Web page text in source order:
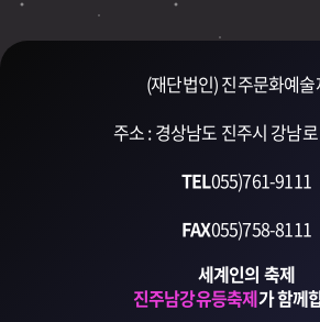
(재단법인) 진주문화예
주소 : 경상남도 진주시 강남
TEL055)761-9111
FAX055)758-8111
세계인의 축제
진주남강유등축제가 함께